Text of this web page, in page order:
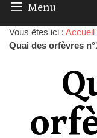
Menu
Vous êtes ici : Accueil
Quai des orfèvres